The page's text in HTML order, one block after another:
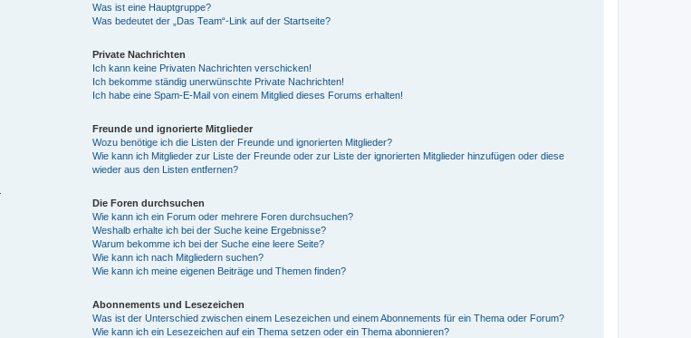
Was ist eine Hauptgruppe?
Was bedeutet der „Das Team“-Link auf der Startseite?
Private Nachrichten
Ich kann keine Privaten Nachrichten verschicken!
Ich bekomme ständig unerwünschte Private Nachrichten!
Ich habe eine Spam-E-Mail von einem Mitglied dieses Forums erhalten!
Freunde und ignorierte Mitglieder
Wozu benötige ich die Listen der Freunde und ignorierten Mitglieder?
Wie kann ich Mitglieder zur Liste der Freunde oder zur Liste der ignorierten Mitglieder hinzufügen oder diese
wieder aus den Listen entfernen?
Die Foren durchsuchen
Wie kann ich ein Forum oder mehrere Foren durchsuchen?
Weshalb erhalte ich bei der Suche keine Ergebnisse?
Warum bekomme ich bei der Suche eine leere Seite?
Wie kann ich nach Mitgliedern suchen?
Wie kann ich meine eigenen Beiträge und Themen finden?
Abonnements und Lesezeichen
Was ist der Unterschied zwischen einem Lesezeichen und einem Abonnements für ein Thema oder Forum?
Wie kann ich ein Lesezeichen auf ein Thema setzen oder ein Thema abonnieren?